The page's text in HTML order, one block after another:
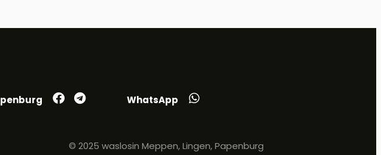
WhatsApp
© 2025 waslosin Meppen, Lingen, Papenburg